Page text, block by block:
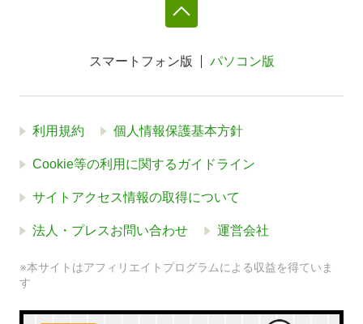
スマートフォン版 パソコン版
利用規約 個人情報保護基本方針
Cookie等の利用に関するガイドライン
サイトアクセス情報の取得について
法人・プレスお問い合わせ 運営会社
※本サイトはアフィリエイトプログラムによる収益を得ていま
す